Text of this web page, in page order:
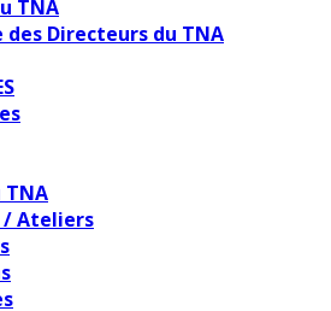
TNA
des Directeurs du TNA
TNA
/ Ateliers